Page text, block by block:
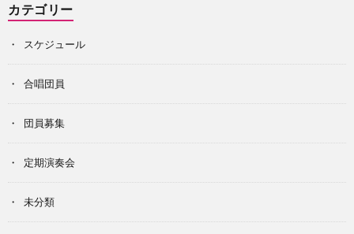
カテゴリー
スケジュール
合唱団員
団員募集
定期演奏会
未分類